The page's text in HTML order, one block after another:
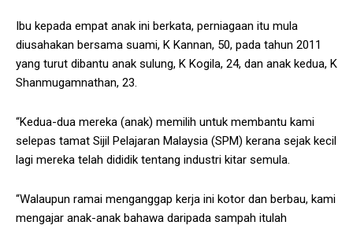
Ibu kepada empat anak ini berkata, perniagaan itu mula
diusahakan bersama suami, K Kannan, 50, pada tahun 2011
yang turut dibantu anak sulung, K Kogila, 24, dan anak kedua, K
Shanmugamnathan, 23.
“Kedua-dua mereka (anak) memilih untuk membantu kami
selepas tamat Sijil Pelajaran Malaysia (SPM) kerana sejak kecil
lagi mereka telah dididik tentang industri kitar semula.
“Walaupun ramai menganggap kerja ini kotor dan berbau, kami
mengajar anak-anak bahawa daripada sampah itulah